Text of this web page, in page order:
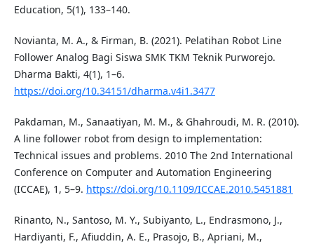
Education, 5(1), 133–140.
Novianta, M. A., & Firman, B. (2021). Pelatihan Robot Line
Follower Analog Bagi Siswa SMK TKM Teknik Purworejo.
Dharma Bakti, 4(1), 1–6.
https://doi.org/10.34151/dharma.v4i1.3477
Pakdaman, M., Sanaatiyan, M. M., & Ghahroudi, M. R. (2010).
A line follower robot from design to implementation:
Technical issues and problems. 2010 The 2nd International
Conference on Computer and Automation Engineering
(ICCAE), 1, 5–9. https://doi.org/10.1109/ICCAE.2010.5451881
Rinanto, N., Santoso, M. Y., Subiyanto, L., Endrasmono, J.,
Hardiyanti, F., Afiuddin, A. E., Prasojo, B., Apriani, M.,